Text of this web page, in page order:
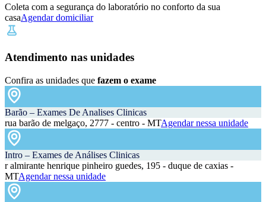
Coleta com a segurança do laboratório no conforto da sua
casaAgendar domiciliar
Atendimento nas unidades
Confira as unidades que fazem o exame
Barão – Exames De Analises Clinicas
rua barão de melgaço, 2777 - centro - MTAgendar nessa unidade
Intro – Exames de Análises Clinicas
r almirante henrique pinheiro guedes, 195 - duque de caxias -
MTAgendar nessa unidade